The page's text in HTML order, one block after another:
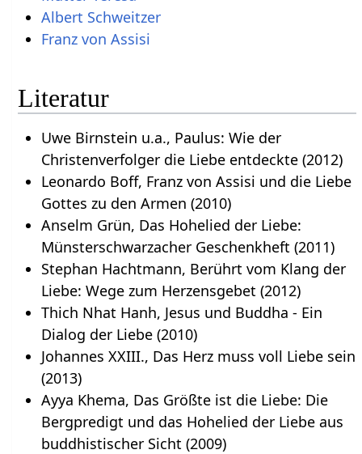
Albert Schweitzer
Franz von Assisi
Literatur
Uwe Birnstein u.a., Paulus: Wie der
Christenverfolger die Liebe entdeckte (2012)
Leonardo Boff, Franz von Assisi und die Liebe
Gottes zu den Armen (2010)
Anselm Grün, Das Hohelied der Liebe:
Münsterschwarzacher Geschenkheft (2011)
Stephan Hachtmann, Berührt vom Klang der
Liebe: Wege zum Herzensgebet (2012)
Thich Nhat Hanh, Jesus und Buddha - Ein
Dialog der Liebe (2010)
Johannes XXIII., Das Herz muss voll Liebe sein
(2013)
Ayya Khema, Das Größte ist die Liebe: Die
Bergpredigt und das Hohelied der Liebe aus
buddhistischer Sicht (2009)